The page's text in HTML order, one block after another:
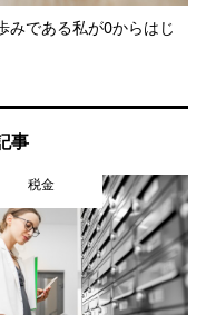
みである私が0からはじ
事
税金